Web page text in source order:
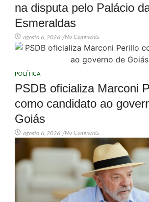
na disputa pelo Palácio
Esmeraldas
agosto 6, 2026 /No Comments
POLÍTICA
PSDB oficializa Marconi
como candidato ao
Goiás
agosto 6, 2026 /No Comments